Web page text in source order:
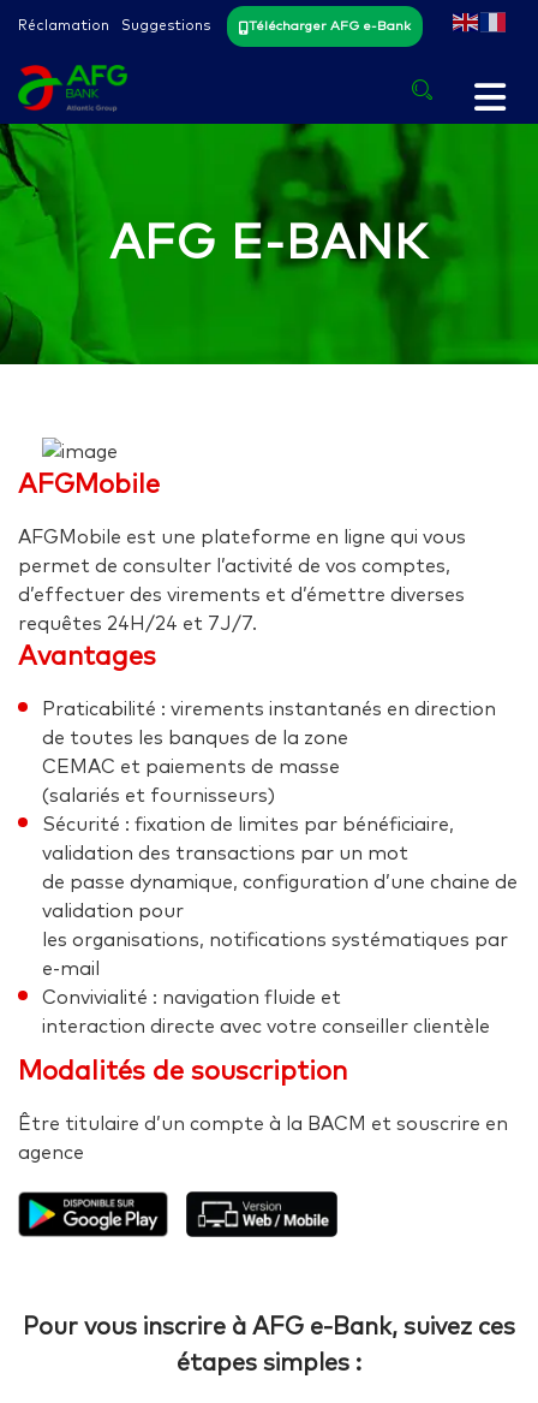
Réclamation Suggestions Télécharger AFG e-Bank
AFG E-BANK
AFGMobile
AFGMobile est une plateforme en ligne qui vous
permet de consulter l’activité de vos comptes,
d’effectuer des virements et d’émettre diverses
requêtes 24H/24 et 7J/7.
Avantages
Praticabilité : virements instantanés en direction
de toutes les banques de la zone
CEMAC et paiements de masse
(salariés et fournisseurs)
Sécurité : fixation de limites par bénéficiaire,
validation des transactions par un mot
de passe dynamique, configuration d’une chaine de
validation pour
les organisations, notifications systématiques par
e-mail
Convivialité : navigation fluide et
interaction directe avec votre conseiller clientèle
Modalités de souscription
Être titulaire d’un compte à la BACM et souscrire en
agence
Pour vous inscrire à AFG e-Bank, suivez ces
étapes simples :